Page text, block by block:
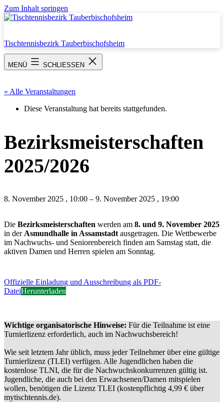
Zum Inhalt springen
Tischtennisbezirk Tauberbischofsheim
MENÜ SCHLIESSEN
« Alle Veranstaltungen
Diese Veranstaltung hat bereits stattgefunden.
Bezirksmeisterschaften
2025/2026
8. November 2025 , 10:00 – 9. November 2025 , 19:00
Die Bezirksmeisterschaften werden am 8. und 9. November 2025
in der Asmundhalle in Assamstadt ausgetragen. Die Wettbewerbe
im Nachwuchs- und Seniorenbereich finden am Samstag statt, die
aktiven Damen und Herren spielen am Sonntag.
Offizielle Einladung und Ausschreibung als PDF-
DateiHerunterladen
Wichtige organisatorische Hinweise: Für die Teilnahme ist eine
Turnierlizenz erforderlich, auch im Nachwuchsbereich!
Wie seit letztem Jahr üblich, muss jeder Teilnehmer über eine gültige
Turnierlizenz (TLEI) verfügen. Alle Jugendlichen haben die
kostenlose TLNI, die für die Nachwuchskonkurrenzen gültig ist.
Jugendliche, die auch bei den Erwachsenen/Damen mitspielen
wollen, benötigen die Lizenz TLEI (kostenpflichtig 4,99 € über
mytischtennis.de).